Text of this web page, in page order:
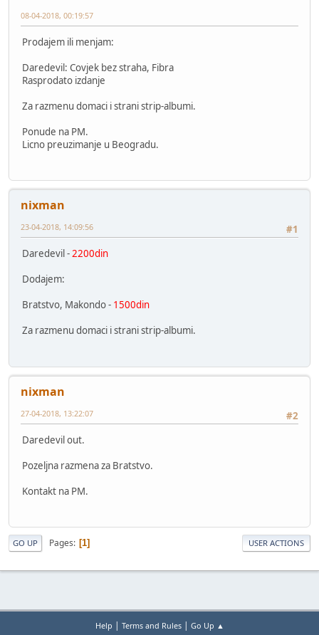
08-04-2018, 00:19:57
Prodajem ili menjam:
Daredevil: Covjek bez straha, Fibra
Rasprodato izdanje
Za razmenu domaci i strani strip-albumi.
Ponude na PM.
Licno preuzimanje u Beogradu.
nixman
#1
23-04-2018, 14:09:56
Daredevil -2200din
Dodajem:
Bratstvo, Makondo - 1500din
Za razmenu domaci i strani strip-albumi.
nixman
#2
27-04-2018, 13:22:07
Daredevil out.
Pozeljna razmena za Bratstvo.
Kontakt na PM.
GO UP Pages 1 USER ACTIONS
Help | Terms and Rules| Go Up ▲